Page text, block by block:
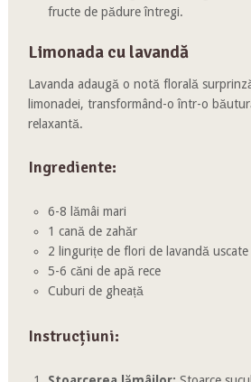
fructe de pădure întregi.
Limonada cu lavandă
Lavanda adaugă o notă florală
limonadei, transformând-o într-o
relaxantă.
Ingrediente:
6-8 lămâi mari
1 cană de zahăr
2 lingurițe de flori de lavandă uscate
5-6 căni de apă rece
Cuburi de gheață
Instrucțiuni: